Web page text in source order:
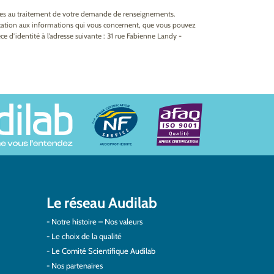
au traitement de votre demande de renseignements.
aux informations qui vous concernent, que vous pouvez
à l’adresse suivante : 31 rue Fabienne Landy -
Le réseau Audilab
Notre histoire – Nos valeurs
Le choix de la qualité
Le Comité Scientifique Audilab
Nos partenaires